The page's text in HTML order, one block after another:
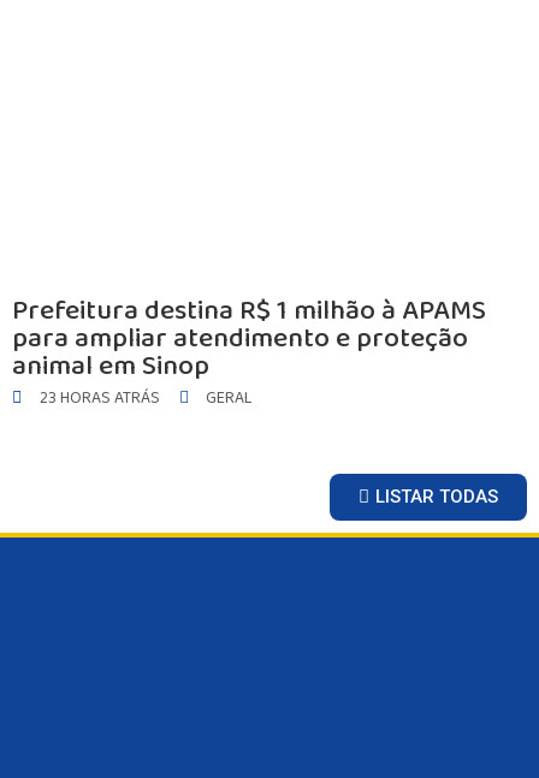
Prefeitura destina R$ 1 milhão à APAMS
para ampliar atendimento e proteção
animal em Sinop
23 HORAS ATRÁS GERAL
LISTAR TODAS